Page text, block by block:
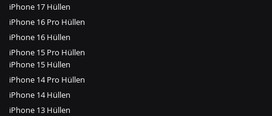
iPhone 17 Hüllen
iPhone 16 Pro Hüllen
iPhone 16 Hüllen
iPhone 15 Pro Hüllen
iPhone 15 Hüllen
iPhone 14 Pro Hüllen
iPhone 14 Hüllen
iPhone 13 Hüllen